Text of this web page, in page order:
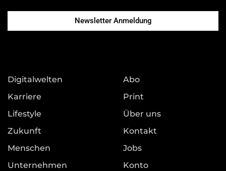
Newsletter Anmeldung
Digitalwelten
Karriere
Lifestyle
Zukunft
Menschen
Unternehmen
Abo
Print
Über uns
Kontakt
Jobs
Konto